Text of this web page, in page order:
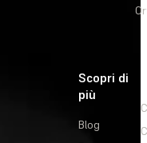
Scopri di
più
Blog